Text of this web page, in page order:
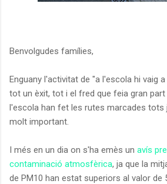
Benvolgudes famílies,
Enguany l'activitat de "a l'escola hi vaig
tot un èxit, tot i el fred que feia gran
l'escola han fet les rutes marcades tots
molt important.
I més en un dia on s'ha emès un avís
contaminació atmosfèrica, ja que la
de PM10 han estat superiors al valor de